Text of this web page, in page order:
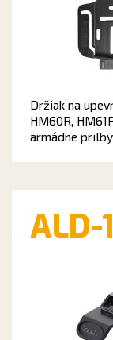
Držiak na
HM60R,
armádne prilby
ALD-